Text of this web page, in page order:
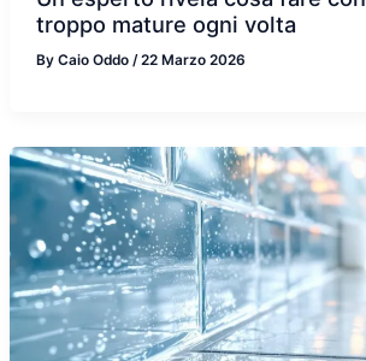
troppo mature ogni volta
By Caio Oddo /22 Marzo 2026